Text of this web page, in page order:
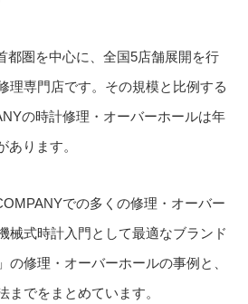
都圏を中心に、全国5店舗展開を行
理専門店です。その規模と比例する
の時計修理・オーバーホールは年
あります。
での多くの修理・オーバー
械式時計入門として最適なブランド
の修理・オーバーホールの事例と、
までをまとめています。